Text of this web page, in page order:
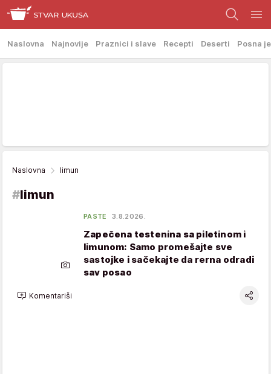
Naslovna Najnovije Praznici i slave Recepti Deserti Posna
Naslovna limun
#limun
PASTE 3.8.2026.
Zapečena testenina sa piletinom i
limunom: Samo promešajte sve
sastojke i sačekajte da rerna odradi
sav posao
Komentariši